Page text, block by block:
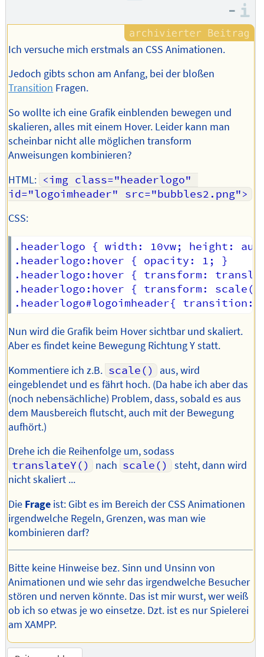
–
Ich versuche mich erstmals an CSS Animationen.
Jedoch gibts schon am Anfang, bei der bloßen
Transition Fragen.
So wollte ich eine Grafik einblenden bewegen und
skalieren, alles mit einem Hover. Leider kann man
scheinbar nicht alle möglichen transform
Anweisungen kombinieren?
HTML: <img class="headerlogo"
id="logoimheader" src="bubbles2.png">
CSS:
.headerlogo { width: 10vw; height:
.headerlogo:hover { opacity: 1; }
.headerlogo:hover { transform:
.headerlogo:hover { transform:
Nun wird die Grafik beim Hover sichtbar und skaliert.
Aber es findet keine Bewegung Richtung Y statt.
Kommentiere ich z.B. scale()
aus, wird
eingeblendet und es fährt hoch. (Da habe ich aber das
(noch nebensächliche) Problem, dass, sobald es aus
dem Mausbereich flutscht, auch mit der Bewegung
aufhört.)
Drehe ich die Reihenfolge um, sodass
translateY()
nach scale()
steht, dann wird
nicht skaliert ...
Die Frage ist: Gibt es im Bereich der CSS Animationen
irgendwelche Regeln, Grenzen, was man wie
kombinieren darf?
Bitte keine Hinweise bez. Sinn und Unsinn von
Animationen und wie sehr das irgendwelche Besucher
stören und nerven könnte. Das ist mir wurst, wer weiß
ob ich so etwas je wo einsetze. Dzt. ist es nur Spielerei
am XAMPP.